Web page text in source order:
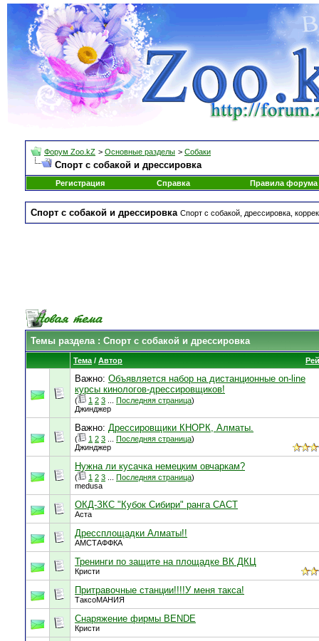
Форум Zoo.kZ > Основные разделы > Собаки
Спорт с собакой и дрессировка
Регистрация Справка Правила форума
Спорт с собакой и дрессировка Спорт с собакой, дрессировка,
Темы раздела: Спорт с собакой и дрессировка
Тема / Автор
Важно: Объявляется набор на дистанционные on-line
курсы кинологов-дрессировщиков!
( 1 2 3 Последняя страница)
Джинджер
Важно: Дрессировщики КНОРК, Алматы.
( 1 2 3 Последняя страница)
Джинджер
Нужна ли кусачка немецким овчаркам?
( 1 2 3 Последняя страница)
medusa
ОКД-ЗКС "Кубок Сибири" ранга САСТ
Аста
Дрессплощадки Алматы!!
АМСТАФФКА
Тренинги по защите на площадке ВК ДКЦ
Кристи
Притравочные станции!!!!У меня такса!
ТаксоМАНИЯ
Снаряжение фирмы BENDE
Кристи